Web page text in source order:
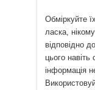
Обміркуйте
ласка,
відповідно
цього
інформація